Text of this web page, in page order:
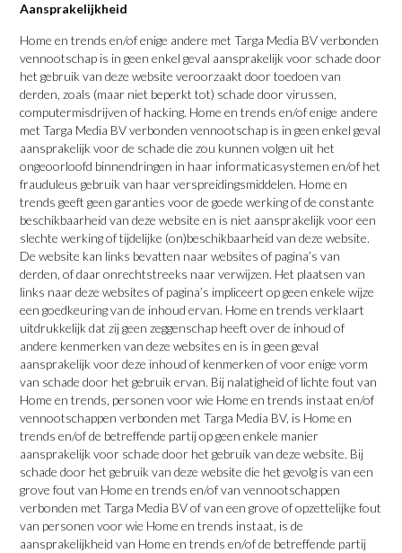
Aansprakelijkheid
Home en trends en/of enige andere met Targa Media BV verbonden
vennootschap is in geen enkel geval aansprakelijk voor schade door
het gebruik van deze website veroorzaakt door toedoen van
derden, zoals (maar niet beperkt tot) schade door virussen,
computermisdrijven of hacking. Home en trends en/of enige andere
met Targa Media BV verbonden vennootschap is in geen enkel geval
aansprakelijk voor de schade die zou kunnen volgen uit het
ongeoorloofd binnendringen in haar informaticasystemen en/of het
frauduleus gebruik van haar verspreidingsmiddelen. Home en
trends geeft geen garanties voor de goede werking of de constante
beschikbaarheid van deze website en is niet aansprakelijk voor een
slechte werking of tijdelijke (on)beschikbaarheid van deze website.
De website kan links bevatten naar websites of pagina’s van
derden, of daar onrechtstreeks naar verwijzen. Het plaatsen van
links naar deze websites of pagina’s impliceert op geen enkele wijze
een goedkeuring van de inhoud ervan. Home en trends verklaart
uitdrukkelijk dat zij geen zeggenschap heeft over de inhoud of
andere kenmerken van deze websites en is in geen geval
aansprakelijk voor deze inhoud of kenmerken of voor enige vorm
van schade door het gebruik ervan. Bij nalatigheid of lichte fout van
Home en trends, personen voor wie Home en trends instaat en/of
vennootschappen verbonden met Targa Media BV, is Home en
trends en/of de betreffende partij op geen enkele manier
aansprakelijk voor schade door het gebruik van deze website. Bij
schade door het gebruik van deze website die het gevolg is van een
grove fout van Home en trends en/of van vennootschappen
verbonden met Targa Media BV of van een grove of opzettelijke fout
van personen voor wie Home en trends instaat, is de
aansprakelijkheid van Home en trends en/of de betreffende partij